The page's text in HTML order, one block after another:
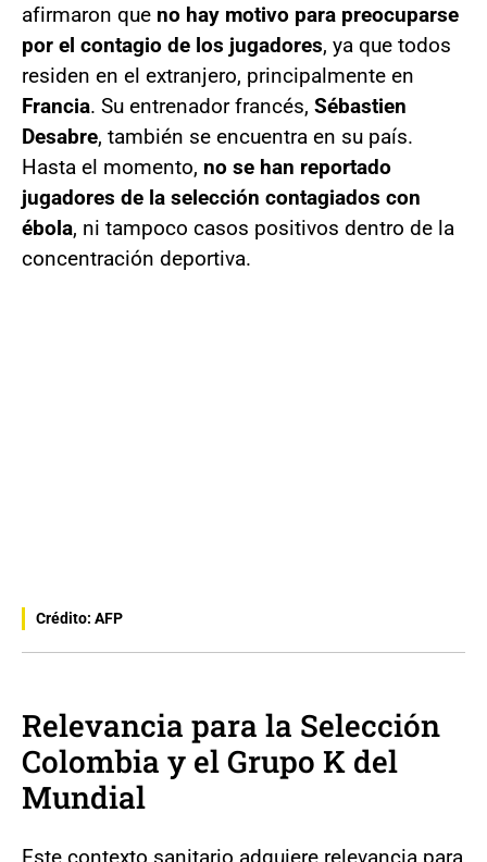
afirmaron que no hay motivo para preocuparse
por el contagio de los jugadores, ya que todos
residen en el extranjero, principalmente en
Francia. Su entrenador francés, Sébastien
Desabre, también se encuentra en su país.
Hasta el momento, no se han reportado
jugadores de la selección contagiados con
ébola, ni tampoco casos positivos dentro de la
concentración deportiva.
Crédito: AFP
Relevancia para la Selección
Colombia y el Grupo K del
Mundial
Este contexto sanitario adquiere relevancia para